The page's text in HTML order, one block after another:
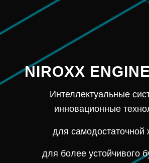
NIROXX
Интеллектуальные
инновационные
для самодостаточной
для более устойчивого